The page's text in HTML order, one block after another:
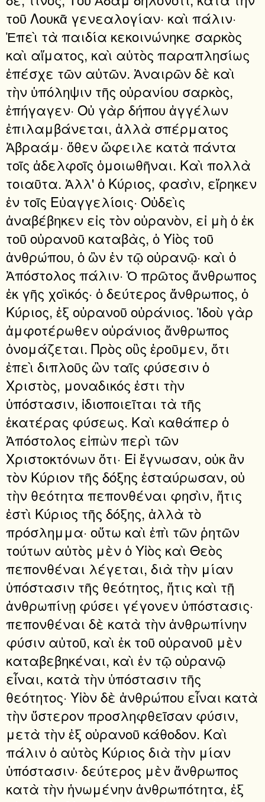
τοῦ Λουκᾶ γενεαλογίαν· καὶ πάλιν·
Ἐπεὶ τὰ παιδία κεκοινώνηκε σαρκὸς
καὶ αἵματος, καὶ αὐτὸς παραπλησίως
ἐπέσχε τῶν αὐτῶν. Ἀναιρῶν δὲ καὶ
τὴν ὑπόληψιν τῆς οὐρανίου σαρκὸς,
ἐπήγαγεν· Οὐ γὰρ δήπου ἀγγέλων
ἐπιλαμβάνεται, ἀλλὰ σπέρματος
Ἀβραάμ· ὅθεν ὤφειλε κατὰ πάντα
τοῖς ἀδελφοῖς ὁμοιωθῆναι. Καὶ πολλὰ
τοιαῦτα. Ἀλλ' ὁ Κύριος, φασὶν, εἴρηκεν
ἐν τοῖς Εὐαγγελίοις· Οὐδεὶς
ἀναβέβηκεν εἰς τὸν οὐρανὸν, εἰ μὴ ὁ ἐκ
τοῦ οὐρανοῦ καταβὰς, ὁ Υἱὸς τοῦ
ἀνθρώπου, ὁ ὢν ἐν τῷ οὐρανῷ· καὶ ὁ
Ἀπόστολος πάλιν· Ὁ πρῶτος ἄνθρωπος
ἐκ γῆς χοϊκός· ὁ δεύτερος ἄνθρωπος, ὁ
Κύριος, ἐξ οὐρανοῦ οὐράνιος. Ἰδοὺ γὰρ
ἀμφοτέρωθεν οὐράνιος ἄνθρωπος
ὀνομάζεται. Πρὸς οὓς ἐροῦμεν, ὅτι
ἐπεὶ διπλοῦς ὢν ταῖς φύσεσιν ὁ
Χριστὸς, μοναδικός ἐστι τὴν
ὑπόστασιν, ἰδιοποιεῖται τὰ τῆς
ἑκατέρας φύσεως. Καὶ καθάπερ ὁ
Ἀπόστολος εἰπὼν περὶ τῶν
Χριστοκτόνων ὅτι· Εἰ ἔγνωσαν, οὐκ ἂν
τὸν Κύριον τῆς δόξης ἐσταύρωσαν, οὐ
τὴν θεότητα πεπονθέναι φησὶν, ἥτις
ἐστὶ Κύριος τῆς δόξης, ἀλλὰ τὸ
πρόσλημμα· οὕτω καὶ ἐπὶ τῶν ῥητῶν
τούτων αὐτὸς μὲν ὁ Υἱὸς καὶ Θεὸς
πεπονθέναι λέγεται, διὰ τὴν μίαν
ὑπόστασιν τῆς θεότητος, ἥτις καὶ τῇ
ἀνθρωπίνῃ φύσει γέγονεν ὑπόστασις·
πεπονθέναι δὲ κατὰ τὴν ἀνθρωπίνην
φύσιν αὐτοῦ, καὶ ἐκ τοῦ οὐρανοῦ μὲν
καταβεβηκέναι, καὶ ἐν τῷ οὐρανῷ
εἶναι, κατὰ τὴν ὑπόστασιν τῆς
θεότητος· Υἱὸν δὲ ἀνθρώπου εἶναι κατὰ
τὴν ὕστερον προσληφθεῖσαν φύσιν,
μετὰ τὴν ἐξ οὐρανοῦ κάθοδον. Καὶ
πάλιν ὁ αὐτὸς Κύριος διὰ τὴν μίαν
ὑπόστασιν· δεύτερος μὲν ἄνθρωπος
κατὰ τὴν ἡνωμένην ἀνθρωπότητα, ἐξ